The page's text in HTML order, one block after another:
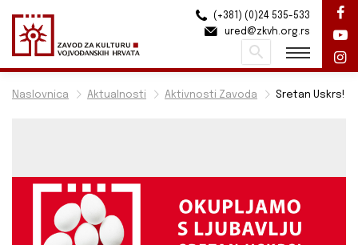
Naslovnica Aktualnosti Aktivnosti Zavoda Sretan Uskrs!
(+381) (0)24 535-533
ured@zkvh.org.rs
Pretraži